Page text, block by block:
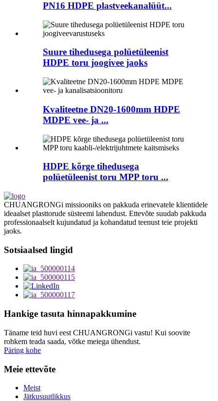
PN16 HDPE plastveekanalüüt...
Suure tihedusega polüetüleenist
HDPE toru joogivee jaoks
Kvaliteetne DN20-1600mm HDPE
MDPE vee- ja ...
HDPE kõrge tihedusega
polüetüleenist toru MPP toru ...
CHUANGRONGi missiooniks on pakkuda erinevatele klientidele
ideaalset plasttorude süsteemi lahendust. Ettevõte suudab pakkuda
professionaalselt kujundatud ja kohandatud teenust teie projekti
jaoks.
Sotsiaalsed lingid
Hankige tasuta hinnapakkumine
Täname teid huvi eest CHUANGRONGi vastu! Kui soovite
rohkem teada saada, võtke meiega ühendust.
Päring kohe
Meie ettevõte
Meist
Jätkusuutlikkus